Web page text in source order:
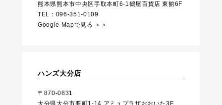
熊本県熊本市中央区手取本町6-1鶴屋百貨店 東館6F
TEL：096-351-0109
Google Mapで見る ＞＞
ハンズ大分店
〒870-0831
大分県大分市要町1-14 アミュプラザおおいた3F